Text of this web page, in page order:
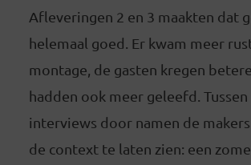
Afleveringen 2 en 3 maakten dat
helemaal goed. Er kwam meer
montage, de gasten kregen
hadden ook meer geleefd.
interviews door namen de
de context te laten zien: een